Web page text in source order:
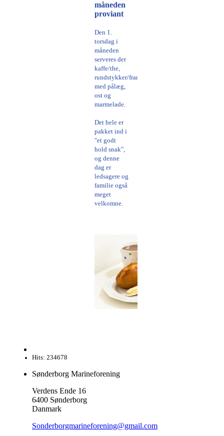
måneden
proviant
Den 1.
torsdag i
måneden
serveres der
kaffe/the,
rundstykker/franskbrød
med pålæg,
ost og
marmelade.
Det hele er
pakket ind i
"et godt
hold snak",
og denne
dag er
ledsagere og
familie også
meget
velkomne.
Hits: 234678
Sønderborg Marineforening
Verdens Ende 16
6400 Sønderborg
Danmark
Sonderborgmarineforening@gmail.com